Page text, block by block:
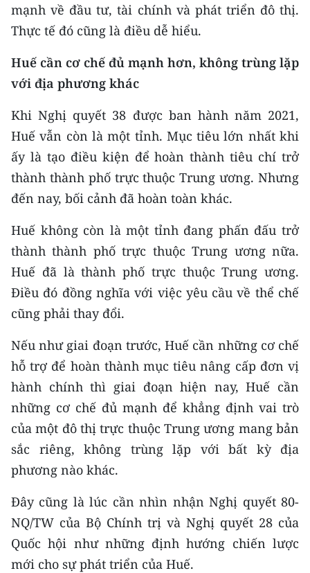
mạnh về đầu tư, tài chính và phát triển đô thị.
Thực tế đó cũng là điều dễ hiểu.
Huế cần cơ chế đủ mạnh hơn, không trùng lặp
với địa phương khác
Khi Nghị quyết 38 được ban hành năm 2021,
Huế vẫn còn là một tỉnh. Mục tiêu lớn nhất khi
ấy là tạo điều kiện để hoàn thành tiêu chí trở
thành thành phố trực thuộc Trung ương. Nhưng
đến nay, bối cảnh đã hoàn toàn khác.
Huế không còn là một tỉnh đang phấn đấu trở
thành thành phố trực thuộc Trung ương nữa.
Huế đã là thành phố trực thuộc Trung ương.
Điều đó đồng nghĩa với việc yêu cầu về thể chế
cũng phải thay đổi.
Nếu như giai đoạn trước, Huế cần những cơ chế
hỗ trợ để hoàn thành mục tiêu nâng cấp đơn vị
hành chính thì giai đoạn hiện nay, Huế cần
những cơ chế đủ mạnh để khẳng định vai trò
của một đô thị trực thuộc Trung ương mang bản
sắc riêng, không trùng lặp với bất kỳ địa
phương nào khác.
Đây cũng là lúc cần nhìn nhận Nghị quyết 80-
NQ/TW của Bộ Chính trị và Nghị quyết 28 của
Quốc hội như những định hướng chiến lược
mới cho sự phát triển của Huế.